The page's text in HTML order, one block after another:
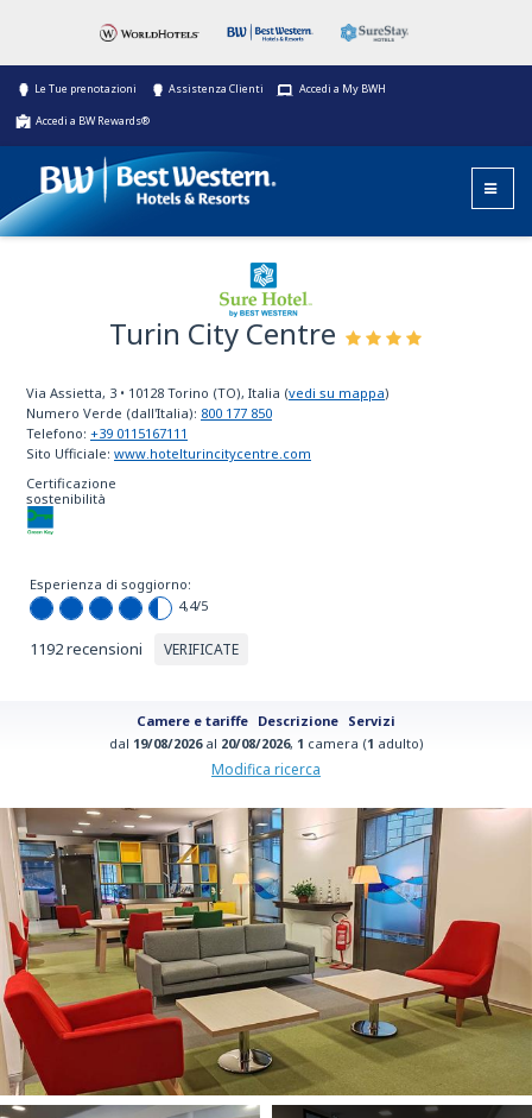
Le Tue prenotazioni Assistenza Clienti Accedi a My BWH
Accedi a BW Rewards®
Sure
by Best
Western
Turin City Centre
Via Assietta, 3 • 10128 Torino (TO), Italia (vedi su mappa)
Numero Verde (dall'Italia): 800 177 850
Telefono: +39 0115167111
Sito Ufficiale: www.hotelturincitycentre.com
Certificazione
sostenibilità
Esperienza di soggiorno:
4,4/5
1192 recensioni VERIFICATE
Camere e tariffe Descrizione Servizi
dal 19/08/2026al 20/08/2026, 1 camera (1 adulto)
Modifica ricerca